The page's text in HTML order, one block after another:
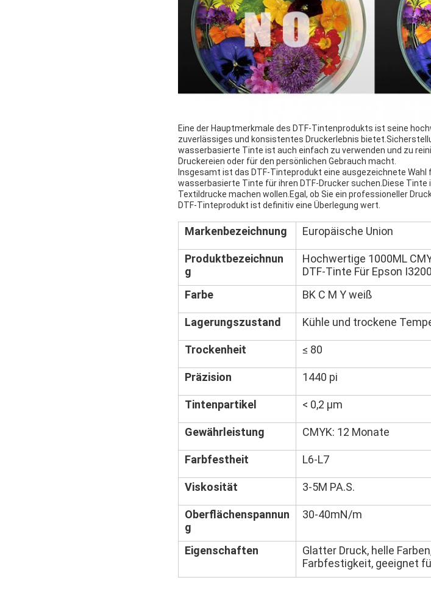
Eine der Hauptmerkmale des DTF-Tintenprodukts ist seine
zuverlässiges und konsistentes Druckerlebnis
wasserbasierte Tinte ist auch einfach zu verwenden und zu
Druckereien oder für den persönlichen Gebrauch macht.
Insgesamt ist das DTF-Tinteprodukt eine ausgezeichnete
wasserbasierte Tinte für ihren DTF-Drucker suchen.Diese
Textildrucke machen wollen.Egal, ob Sie ein professioneller
DTF-Tinteprodukt ist definitiv eine Überlegung wert.
Markenbezeichnung Europäische Union
Produktbezeichnun
g
Hochwertige 1000ML
DTF-Tinte Für Epson
Farbe
BK C M Y weiß
Lagerungszustand Kühle und trockene
Trockenheit ≤ 80
Präzision 1440 pi
Tintenpartikel < 0,2 μm
Gewährleistung CMYK: 12 Monate
Farbfestheit L6-L7
Viskosität 3-5M PA.S.
Oberflächenspannun
g
30-40mN/m
Eigenschaften
Glatter Druck, helle
Farbfestigkeit, geeignet